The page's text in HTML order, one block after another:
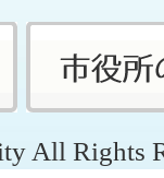
All Rights